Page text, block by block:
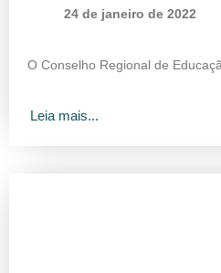
24 de janeiro de 2022
O Conselho Regional de
Leia mais...